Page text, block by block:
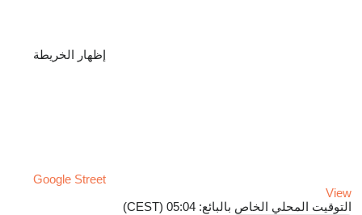
إظهار الخريطة
Google Street
View
التوقيت المحلي الخاص بالبائع: 05:04 (CEST)